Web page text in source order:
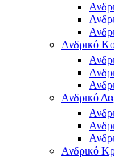
Ανδρικό
Ανδρικό
Ανδρικό